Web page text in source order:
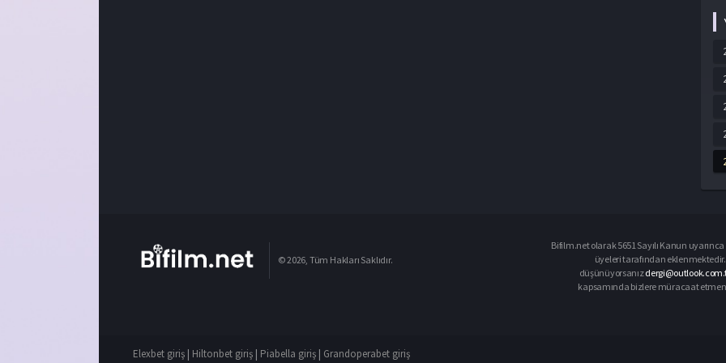
© 2026, Tüm Hakları Saklıdır.
Bifilm.net olarak 5651 Sayılı Kanun
üyeleri tarafından
düşünüyorsanız
kapsamında bizlere müracaat
Elexbet giriş | Hiltonbet giriş | Piabella giriş | Grandoperabet giriş